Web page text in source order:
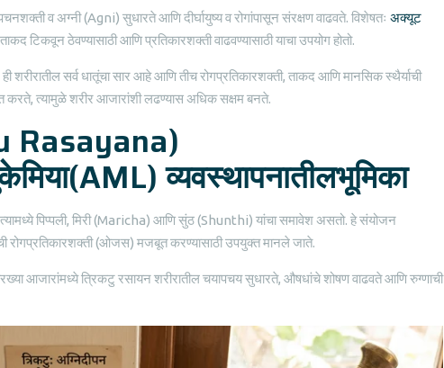
व अग्नी (Agni) सुधारते आणि दीर्घायुष्य व रोगांपासून संरक्षण वाढवते. विशेषतः अक्यूट
टिकवून ठेवण्यासाठी आणि प्रतिकारशक्ती वाढवण्यासाठी याचा उपयोग होतो.
शरीरातील सर्व धातूंचा सार आहे आणि तीच रोगप्रतिकारशक्ती, ताकद आणि मानसिक स्थैर्याची
करते, त्यामुळे शरीर आजारांशी लढण्यास अधिक सक्षम बनते.
Rasayana)
व्यवस्थापनातीलभूमिका
पिप्पली, मिरी (Maricha) आणि सुंठ (Shunthi) यांचा समावेश असतो. हे संयोजन
रोगप्रतिकारशक्ती (ओजस) मजबूत करण्यासाठी उपयुक्त मानले जाते.
आजारांमध्ये त्रिकटु रसायन शरीरातील चयापचय सुधारते, औषधांचे शोषण वाढवते आणि रुग्णाची